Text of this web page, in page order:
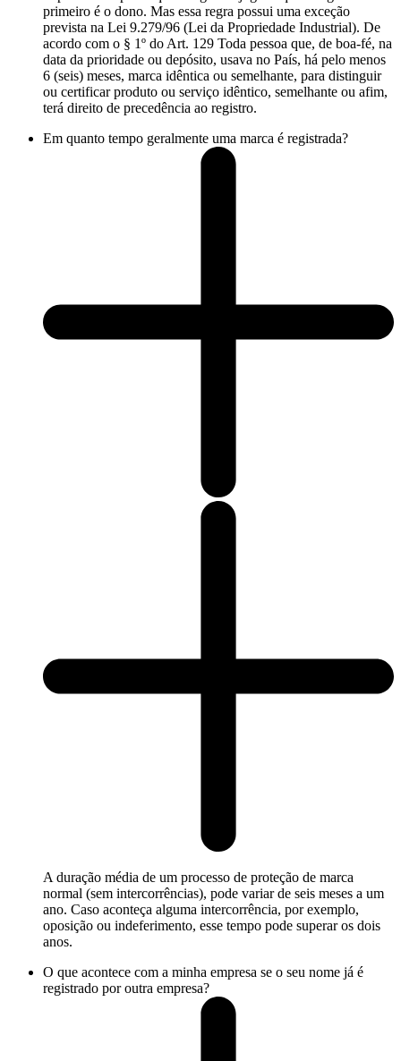
primeiro é o dono. Mas essa regra possui uma exceção
prevista na Lei 9.279/96 (Lei da Propriedade Industrial). De
acordo com o § 1º do Art. 129 Toda pessoa que, de boa-fé, na
data da prioridade ou depósito, usava no País, há pelo menos
6 (seis) meses, marca idêntica ou semelhante, para distinguir
ou certificar produto ou serviço idêntico, semelhante ou afim,
terá direito de precedência ao registro.
Em quanto tempo geralmente uma marca é registrada?
A duração média de um processo de proteção de marca
normal (sem intercorrências), pode variar de seis meses a um
ano. Caso aconteça alguma intercorrência, por exemplo,
oposição ou indeferimento, esse tempo pode superar os dois
anos.
O que acontece com a minha empresa se o seu nome já é
registrado por outra empresa?